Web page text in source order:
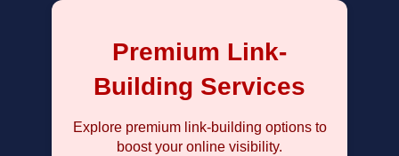
Premium Link-
Building Services
Explore premium link-building options to
boost your online visibility.